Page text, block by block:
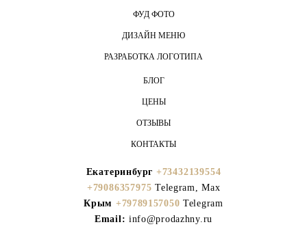
ФУД ФОТО
ДИЗАЙН МЕНЮ
РАЗРАБОТКА ЛОГОТИПА
БЛОГ
ЦЕНЫ
ОТЗЫВЫ
КОНТАКТЫ
Екатеринбург +73432139554
+79086357975 Telegram, Max
Крым +79789157050 Telegram
Email: info@prodazhny.ru